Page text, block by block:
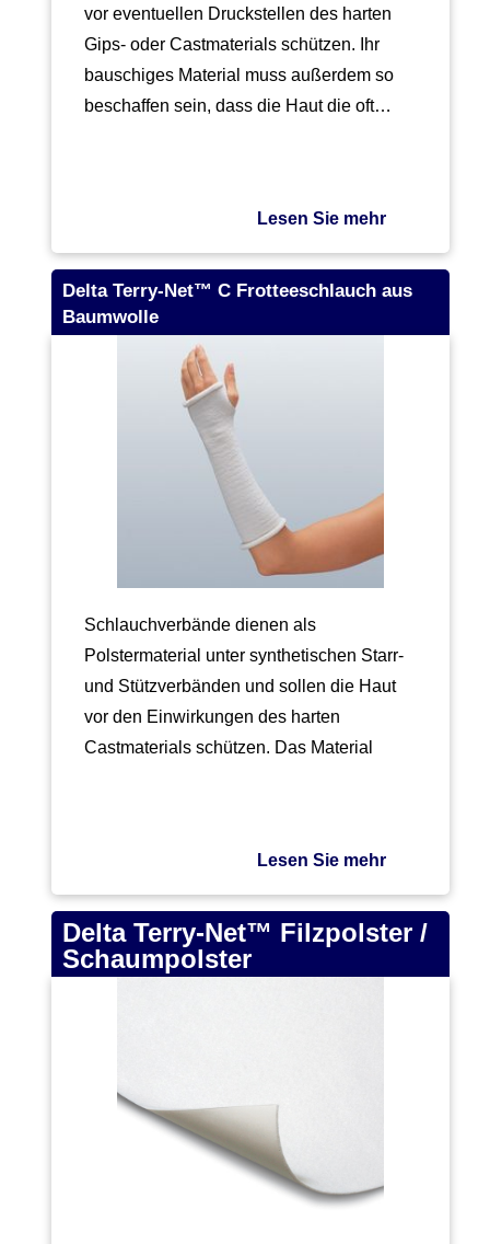
vor eventuellen Druckstellen des harten
Gips- oder Castmaterials schützen. Ihr
bauschiges Material muss außerdem so
beschaffen sein, dass die Haut die oft…
Lesen Sie mehr
Delta Terry-Net™ C Frotteeschlauch aus
Baumwolle
Schlauchverbände dienen als
Polstermaterial unter synthetischen Starr-
und Stützverbänden und sollen die Haut
vor den Einwirkungen des harten
Castmaterials schützen. Das Material
Lesen Sie mehr
Delta Terry-Net™ Filzpolster /
Schaumpolster